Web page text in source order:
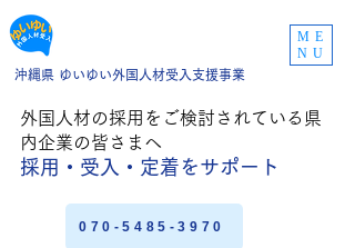
ME
NU
沖縄県 ゆいゆい外国人材受入支援事業
外国人材の採用をご検討されている県
内企業の皆さまへ
採用・受入・定着をサポート
070-5485-3970